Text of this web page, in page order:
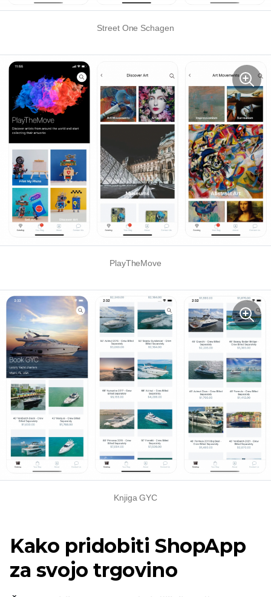
Street One Schagen
PlayTheMove
Knjiga GYC
Kako pridobiti ShopApp
za svojo trgovino